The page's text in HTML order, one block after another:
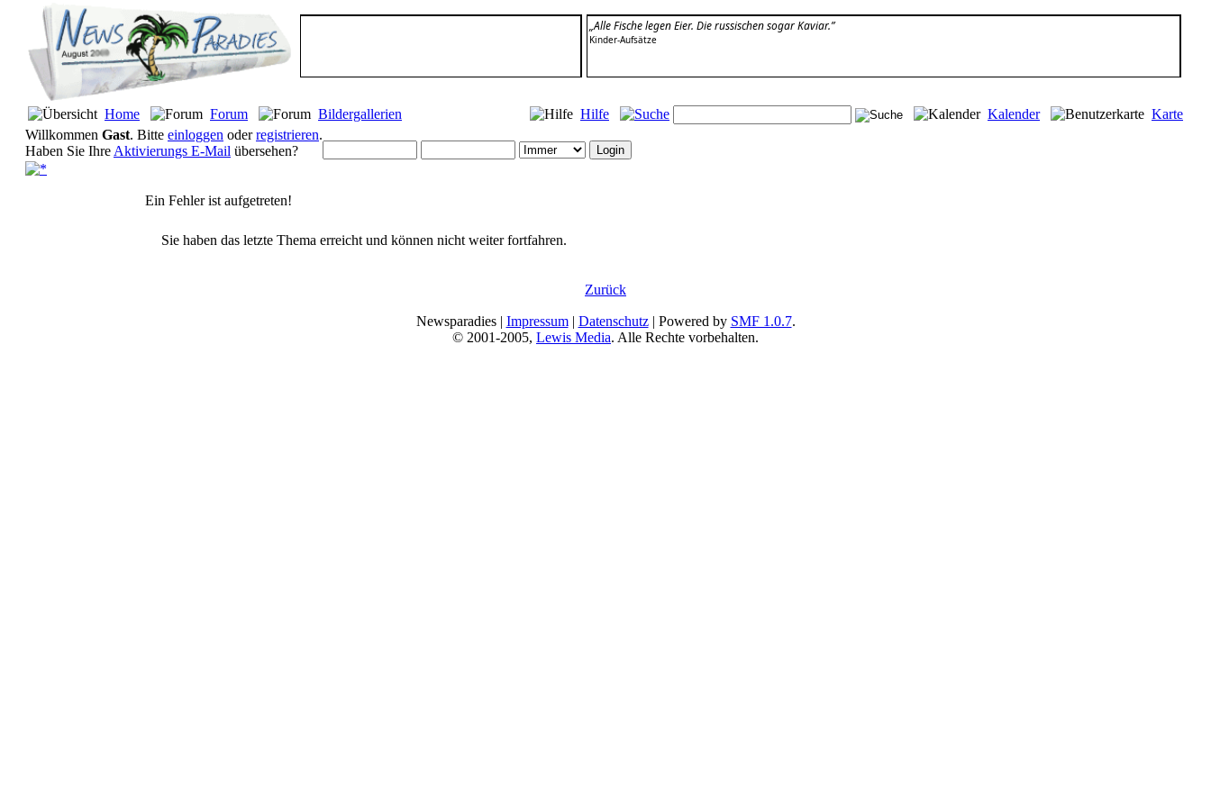
„Alle Fische legen Eier. Die russischen sogar Kaviar.”
Kinder-Aufsätze
Home Forum Bildergallerien Hilfe Kalender
Karte
Willkommen Gast. Bitte einloggen oderregistrieren.
Haben Sie Ihre Aktivierungs E-Mail übersehen?
Ein Fehler ist aufgetreten!
Sie haben das letzte Thema erreicht und können nicht weiter fortfahren.
Zurück
Newsparadies | Impressum| Datenschutz| Powered by SMF 1.0.7.
© 2001-2005, Lewis Media. Alle Rechte vorbehalten.